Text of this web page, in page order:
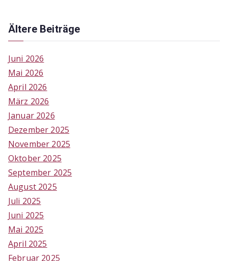
Ältere Beiträge
Juni 2026
Mai 2026
April 2026
März 2026
Januar 2026
Dezember 2025
November 2025
Oktober 2025
September 2025
August 2025
Juli 2025
Juni 2025
Mai 2025
April 2025
Februar 2025